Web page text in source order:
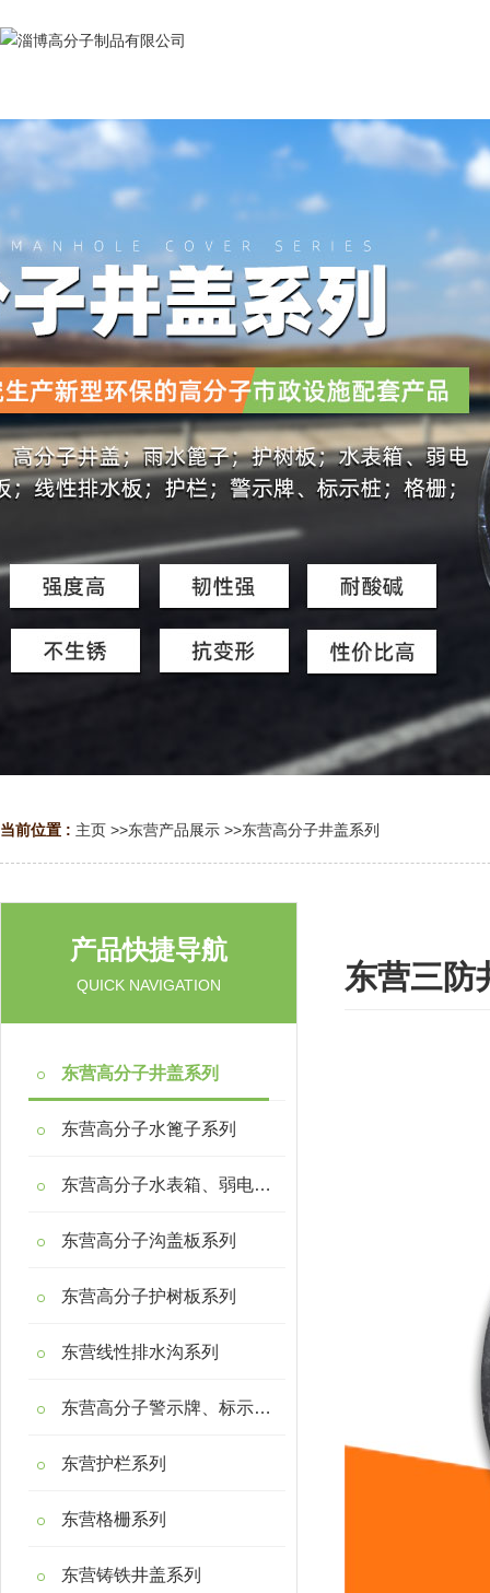
当前位置 : 主页 >>东营产品展示 >>东营高分子井盖系列
产品快捷导航
QUICK NAVIGATION
东营高分子井盖系列
东营高分子水篦子系列
东营高分子水表箱、弱电箱系列
东营高分子沟盖板系列
东营高分子护树板系列
东营线性排水沟系列
东营高分子警示牌、标示桩系列
东营护栏系列
东营格栅系列
东营铸铁井盖系列
东营三防